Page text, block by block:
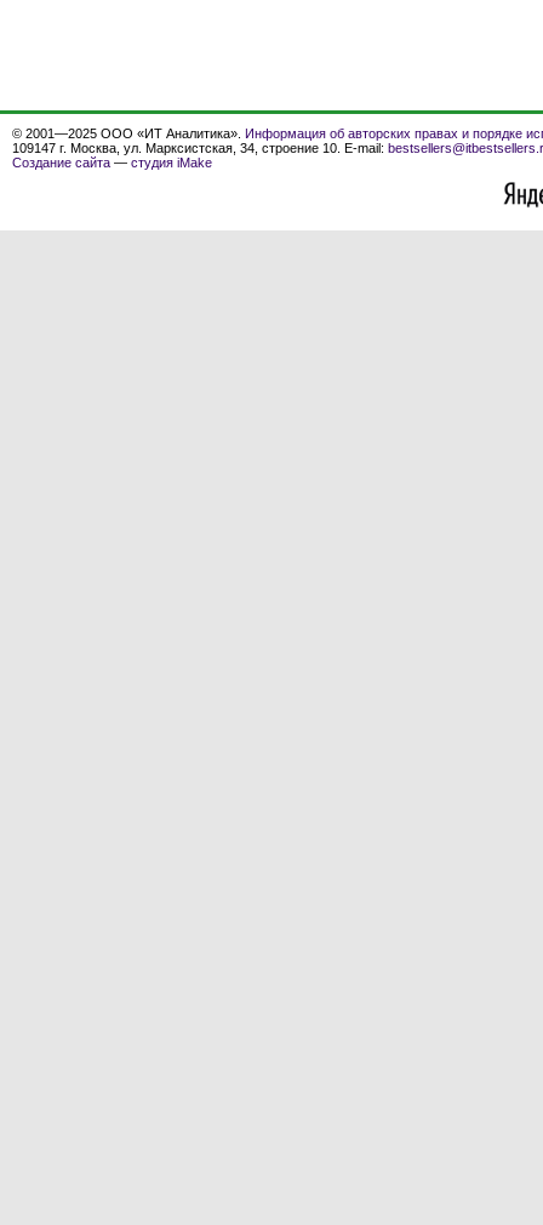
© 2001—2025 ООО «ИТ Аналитика». Информация об авторских правах и порядке
109147 г. Москва, ул. Марксистская, 34, строение 10. E-mail:
Создание сайта — студия iMake